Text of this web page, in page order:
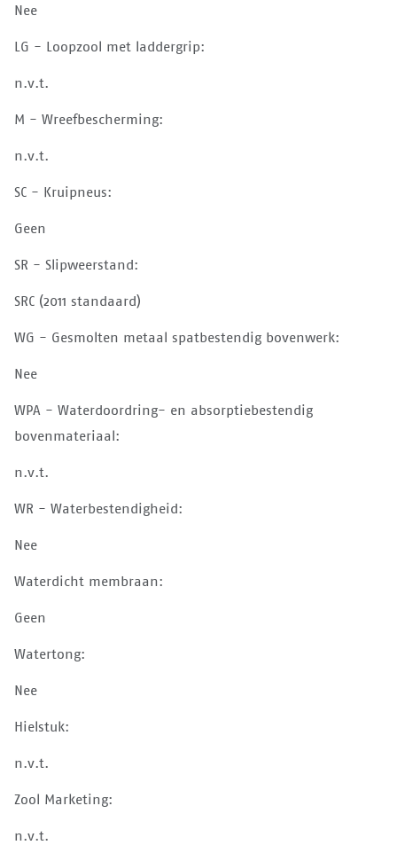
Nee
LG - Loopzool met laddergrip:
n.v.t.
M - Wreefbescherming:
n.v.t.
SC - Kruipneus:
Geen
SR - Slipweerstand:
SRC (2011 standaard)
WG - Gesmolten metaal spatbestendig bovenwerk:
Nee
WPA - Waterdoordring- en absorptiebestendig
bovenmateriaal:
n.v.t.
WR - Waterbestendigheid:
Nee
Waterdicht membraan:
Geen
Watertong:
Nee
Hielstuk:
n.v.t.
Zool Marketing:
n.v.t.